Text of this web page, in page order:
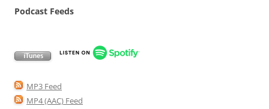
Podcast Feeds
MP3 Feed
MP4 (AAC) Feed